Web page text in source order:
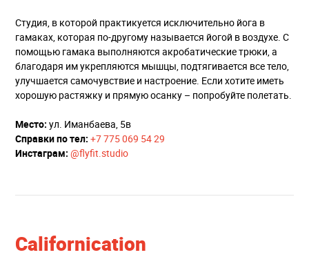
Студия, в которой практикуется исключительно йога в
гамаках, которая по-другому называется йогой в воздухе. С
помощью гамака выполняются акробатические трюки, а
благодаря им укрепляются мышцы, подтягивается все тело,
улучшается самочувствие и настроение. Если хотите иметь
хорошую растяжку и прямую осанку – попробуйте полетать.
Место: ул. Иманбаева, 5в
Справки по тел: +7 775 069 54 29
Инстаграм: @flyfit.studio
Californication